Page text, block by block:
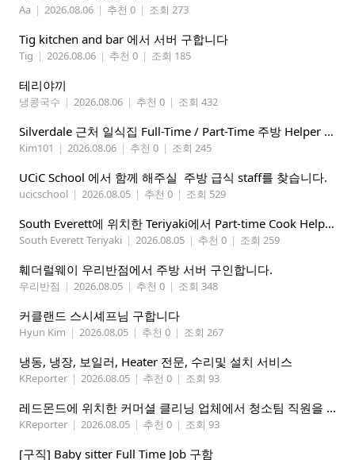
Aa | 2026.08.06 | 추천 0 | 조회 273
Tig kitchen and bar 에서 서버 구합니다
Tig | 2026.08.06 | 추천 0 | 조회 185
테리야끼
냉콩국수 | 2026.08.06 | 추천 0 | 조회 432
Silverdale 근처 일식집 Full-Time / Part-Time 주방 Helper 구합니다.
Kim101 | 2026.08.06 | 추천 0 | 조회 245
UCiC School 에서 함께 해주실 주방 급식 staff를 찾습니다.
ucicschool | 2026.08.05 | 추천 0 | 조회 529
South Everett에 위치한 Teriyaki에서 Part-time Cook Helper 구합니다. Mon-Sat, 4:00 pm-8:30 pm
South Everett Teriyaki | 2026.08.05 | 추천 0 | 조회 259
훼더럴웨이 우리반점에서 주방 서버 구인합니다.
우리반점 | 2026.08.05 | 추천 0 | 조회 348
커클랜드 스시셰프님 구합니다
Hyun Kim | 2026.08.05 | 추천 0 | 조회 267
냉동, 냉장, 보일러, Heater 전문, 수리및 설치 서비스
KReporter | 2026.08.05 | 추천 0 | 조회 93
레드몬드에 위치한 커머셜 클리닝 업체에서 청소팀 직원을 모집합니다.
KReporter | 2026.08.05 | 추천 0 | 조회 93
[구직] Baby sitter Full Time Job 구함